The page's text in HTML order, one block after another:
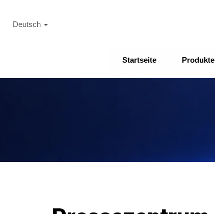
Startseite Produkte
Deutsch